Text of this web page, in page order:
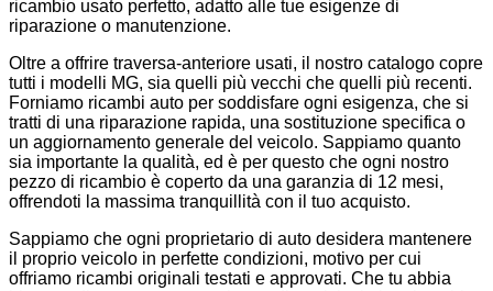
ricambio usato perfetto, adatto alle tue esigenze di
riparazione o manutenzione.
Oltre a offrire traversa-anteriore usati, il nostro catalogo copre
tutti i modelli MG, sia quelli più vecchi che quelli più recenti.
Forniamo ricambi auto per soddisfare ogni esigenza, che si
tratti di una riparazione rapida, una sostituzione specifica o
un aggiornamento generale del veicolo. Sappiamo quanto
sia importante la qualità, ed è per questo che ogni nostro
pezzo di ricambio è coperto da una garanzia di 12 mesi,
offrendoti la massima tranquillità con il tuo acquisto.
Sappiamo che ogni proprietario di auto desidera mantenere
il proprio veicolo in perfette condizioni, motivo per cui
offriamo ricambi originali testati e approvati. Che tu abbia